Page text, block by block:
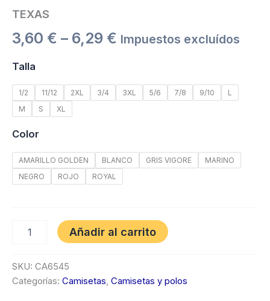
TEXAS
3,60 € – 6,29 € Impuestos excluídos
Talla
1/2 11/12 2XL 3/4 3XL 5/6 7/8 9/10
L
M
S XL
Color
AMARILLO GOLDEN BLANCO GRIS VIGORE
MARINO
NEGRO
ROJO ROYAL
Añadir al carrito
SKU: CA6545
Categorías: Camisetas, Camisetas y polos